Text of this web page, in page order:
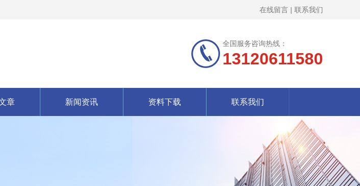
在线留言 | 联系我们
全国服务咨询热线：
13120611580
章 新闻资讯 资料下载 联系我们